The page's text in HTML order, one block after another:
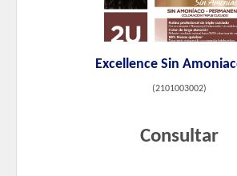
Excellence Sin
(2101003002)
Consultar